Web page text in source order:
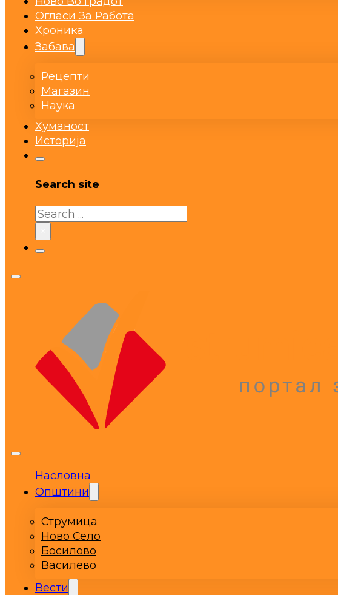
Огласи За Работа
Хроника
Забава
Рецепти
Магазин
Наука
Хуманост
Историја
Search site
Search
Насловна
Општини
Струмица
Ново Село
Босилово
Василево
Вести